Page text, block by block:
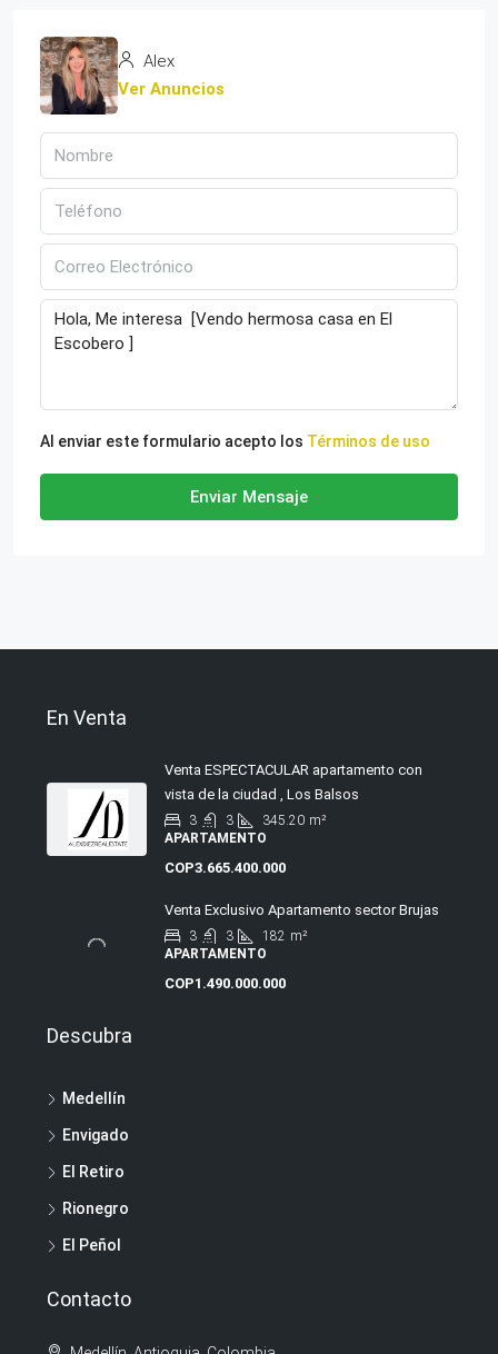
Alex
Ver Anuncios
Al enviar este formulario acepto los Términos de uso
Enviar Mensaje
En Venta
Venta ESPECTACULAR apartamento con
vista de la ciudad , Los Balsos
3 3 345.20 m²
APARTAMENTO
COP3.665.400.000
Venta Exclusivo Apartamento sector Brujas
3 3 182 m²
APARTAMENTO
COP1.490.000.000
Descubra
Medellín
Envigado
El Retiro
Rionegro
El Peñol
Contacto